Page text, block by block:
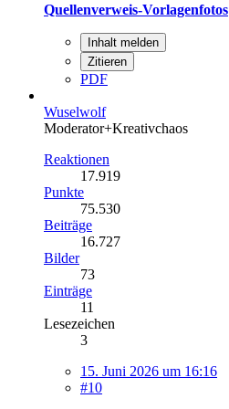
Quellenverweis-Vorlagenfotos
Inhalt melden
Zitieren
PDF
Wuselwolf
Moderator+Kreativchaos
Reaktionen
17.919
Punkte
75.530
Beiträge
16.727
Bilder
73
Einträge
11
Lesezeichen
3
15. Juni 2026 um 16:16
#10